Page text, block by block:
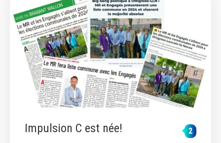
Impulsion C est née! 2